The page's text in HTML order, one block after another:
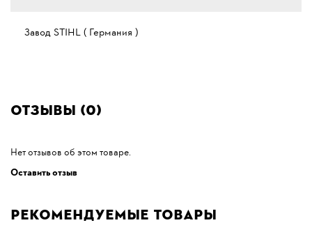
Завод STIHL ( Германия )
Отзывы (0)
Нет отзывов об этом товаре.
Оставить отзыв
Рекомендуемые товары